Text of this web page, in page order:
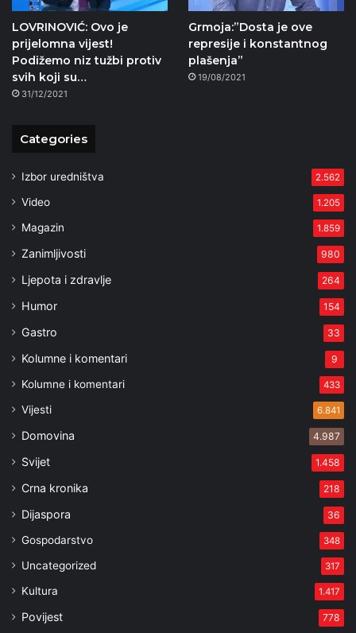
LOVRINOVIĆ: Ovo je
prijelomna vijest!
Podižemo niz tužbi protiv
svih koji su…
31/12/2021
Grmoja:”Dosta je ove
represije i konstantnog
plašenja”
19/08/2021
Categories
Izbor uredništva 2.562
Video 1.205
Magazin 1.859
Zanimljivosti 980
Ljepota i zdravlje 264
Humor 154
Gastro 33
Kolumne i komentari 9
Kolumne i komentari 433
Vijesti 6.841
Domovina 4.987
Svijet 1.458
Crna kronika 218
Dijaspora 36
Gospodarstvo 348
Uncategorized 317
Kultura 1.417
Povijest 778